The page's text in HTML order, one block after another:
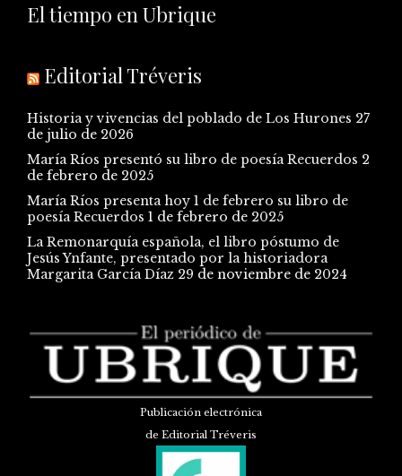
El tiempo en Ubrique
Editorial Tréveris
Historia y vivencias del poblado de Los Hurones 27
de julio de 2026
María Ríos presentó su libro de poesía Recuerdos 2
de febrero de 2025
María Ríos presenta hoy 1 de febrero su libro de
poesía Recuerdos 1 de febrero de 2025
La Remonarquía española, el libro póstumo de
Jesús Ynfante, presentado por la historiadora
Margarita García Díaz 29 de noviembre de 2024
Publicación electrónica
de Editorial Tréveris